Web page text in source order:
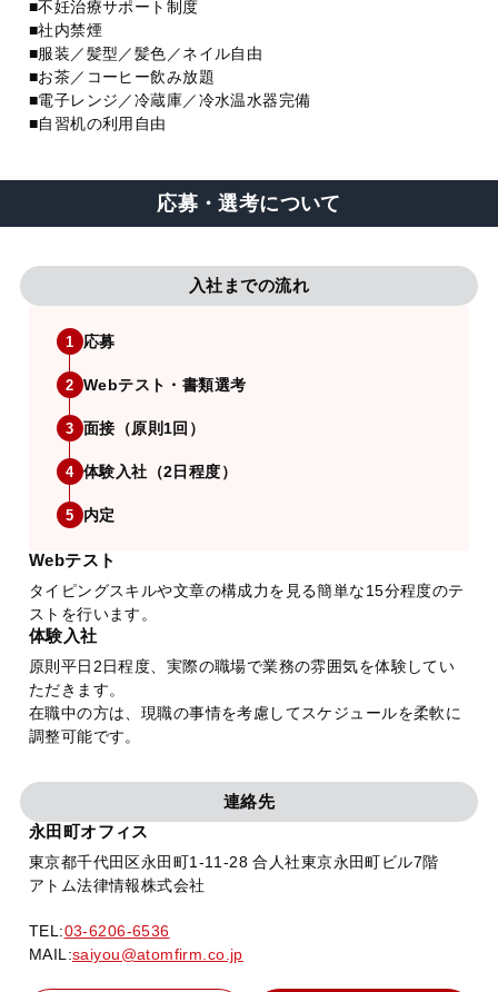
■不妊治療サポート制度
■社内禁煙
■服装／髪型／髪色／ネイル自由
■お茶／コーヒー飲み放題
■電子レンジ／冷蔵庫／冷水温水器完備
■自習机の利用自由
応募・選考について
入社までの流れ
1 応募
2 Webテスト・書類選考
3 面接（原則1回）
4 体験入社（2日程度）
5 内定
Webテスト
タイピングスキルや文章の構成力を見る簡単な15分程度のテ
ストを行います。
体験入社
原則平日2日程度、実際の職場で業務の雰囲気を体験してい
ただきます。
在職中の方は、現職の事情を考慮してスケジュールを柔軟に
調整可能です。
連絡先
永田町オフィス
東京都千代田区永田町1-11-28 合人社東京永田町ビル7階
アトム法律情報株式会社
TEL:03-6206-6536
MAIL:saiyou@atomfirm.co.jp